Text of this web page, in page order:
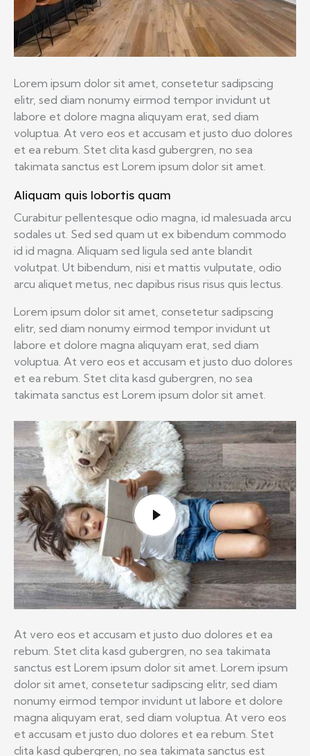
Lorem ipsum dolor sit amet, consetetur sadipscing
elitr, sed diam nonumy eirmod tempor invidunt ut
labore et dolore magna aliquyam erat, sed diam
voluptua. At vero eos et accusam et justo duo dolores
et ea rebum. Stet clita kasd gubergren, no sea
takimata sanctus est Lorem ipsum dolor sit amet.
Aliquam quis lobortis quam
Curabitur pellentesque odio magna, id malesuada arcu
sodales ut. Sed sed quam ut ex bibendum commodo
id id magna. Aliquam sed ligula sed ante blandit
volutpat. Ut bibendum, nisi et mattis vulputate, odio
arcu aliquet metus, nec dapibus risus risus quis lectus.
Lorem ipsum dolor sit amet, consetetur sadipscing
elitr, sed diam nonumy eirmod tempor invidunt ut
labore et dolore magna aliquyam erat, sed diam
voluptua. At vero eos et accusam et justo duo dolores
et ea rebum. Stet clita kasd gubergren, no sea
takimata sanctus est Lorem ipsum dolor sit amet.
At vero eos et accusam et justo duo dolores et ea
rebum. Stet clita kasd gubergren, no sea takimata
sanctus est Lorem ipsum dolor sit amet. Lorem ipsum
dolor sit amet, consetetur sadipscing elitr, sed diam
nonumy eirmod tempor invidunt ut labore et dolore
magna aliquyam erat, sed diam voluptua. At vero eos
et accusam et justo duo dolores et ea rebum. Stet
clita kasd gubergren, no sea takimata sanctus est